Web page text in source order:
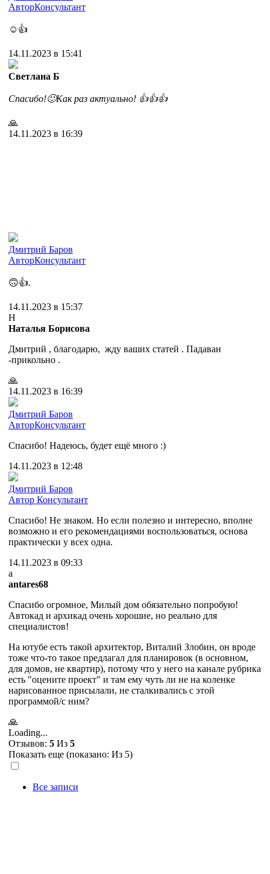
АвторКонсультант
☺️👍
14.11.2023 в 15:41
Светлана Б
Спасибо!🙂Как раз актуально! 👍👍👍
🙏
14.11.2023 в 16:39
Дмитрий Баров
АвторКонсультант
🙃👍.
14.11.2023 в 15:37
Н
Наталья Борисова
Дмитрий , благодарю, жду ваших статей . Падаван
-прикольно .
🙏
14.11.2023 в 16:39
Дмитрий Баров
АвторКонсультант
Спасибо! Надеюсь, будет ещё много :)
14.11.2023 в 12:48
Дмитрий Баров
Автор Консультант
Спасибо! Не знаком. Но если полезно и интересно, вполне
возможно и его рекомендациями воспользоваться, основа
практически у всех одна.
14.11.2023 в 09:33
a
antares68
Спасибо огромное, Милый дом обязательно попробую!
Автокад и архикад очень хорошие, но реально для
специалистов!
На ютубе есть такой архитектор, Виталий Злобин, он вроде
тоже что-то такое предлагал для планировок (в основном,
для домов, не квартир), потому что у него на канале рубрика
есть "оцените проект" и там ему чуть ли не на коленке
нарисованное присылали, не сталкивались с этой
программой/с ним?
🙏
Loading...
Отзывов: 5 Из 5
Показать еще (показано: Из 5)
Все записи